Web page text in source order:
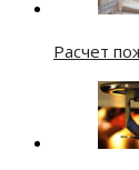
Расчет